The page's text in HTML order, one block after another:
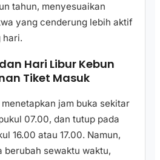
tahun, menyesuaikan
yang cenderung lebih aktif
hari.
Hari Libur Kebun
Tiket Masuk
jam buka sekitar
07.00, dan tutup pada
16.00 atau 17.00. Namun,
berubah sewaktu waktu,